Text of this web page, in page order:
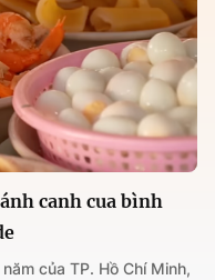
canh cua bình
của TP. Hồ Chí Minh,